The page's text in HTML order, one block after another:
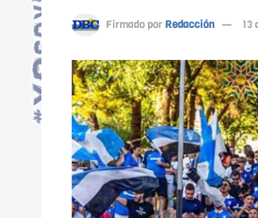
Firmado por Redacción 13